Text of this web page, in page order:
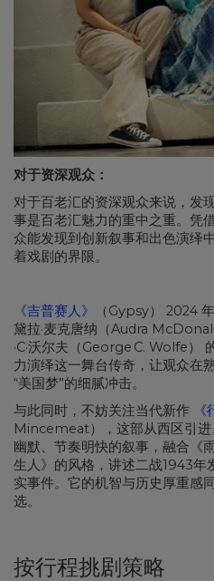
对于资深观众：
对于百老汇的资深观众来说，发
事是百老汇魅力的重中之重。凭
众能发现到创新叙事和出色演绎
着戏剧的界限。
《吉普赛人》
（Gypsy） 2024
黛拉·麦克唐纳（Audra
·C·沃尔夫（George C. Wolfe）
力演绎这一舞台传奇，让观众在
“美国梦”的细腻冲击。
与此同时，不妨关注当代新作
Mincemeat），这部从西区引进
幽默、节奏明快的叙事，融合《
生人》的风格，讲述二战1943年
实事件。它的机智与历史厚重感
选。
按行程挑剧策略